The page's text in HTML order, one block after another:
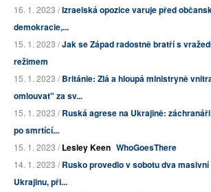
16. 1. 2023 /Izraelská opozice varuje před
demokracie,...
15. 1. 2023 /Jak se Západ radostně bratří s
režimem
15. 1. 2023 /Británie: Zlá a hloupá ministryně
omlouvat" za sv...
15. 1. 2023 /Ruská agrese na Ukrajině:
po smrtící...
15. 1. 2023 /Lesley Keen WhoGoesThere
14. 1. 2023 /Rusko provedlo v sobotu dva
Ukrajinu, při...